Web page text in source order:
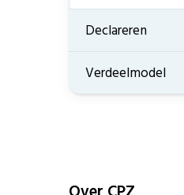
Declareren
Verdeelmodel